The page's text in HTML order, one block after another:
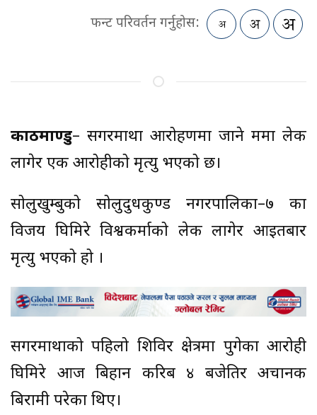
फन्ट परिवर्तन गर्नुहोस:
काठमाण्डु– सगरमाथा आरोहणमा जाने क्रममा लेक
लागेर एक आरोहीको मृत्यु भएको छ।
सोलुखुम्बुको सोलुदुधकुण्ड नगरपालिका–७ का
विजय घिमिरे विश्वकर्माको लेक लागेर आइतबार
मृत्यु भएको हो ।
सगरमाथाको पहिलो शिविर क्षेत्रमा पुगेका आरोही
घिमिरे आज बिहान करिब ४ बजेतिर अचानक
बिरामी परेका थिए।